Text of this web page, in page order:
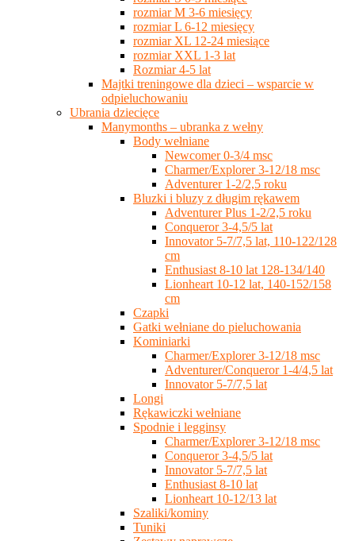
rozmiar M 3-6 miesięcy
rozmiar L 6-12 miesięcy
rozmiar XL 12-24 miesiące
rozmiar XXL 1-3 lat
Rozmiar 4-5 lat
Majtki treningowe dla dzieci – wsparcie w
odpieluchowaniu
Ubrania dziecięce
Manymonths – ubranka z wełny
Body wełniane
Newcomer 0-3/4 msc
Charmer/Explorer 3-12/18 msc
Adventurer 1-2/2,5 roku
Bluzki i bluzy z długim rękawem
Adventurer Plus 1-2/2,5 roku
Conqueror 3-4,5/5 lat
Innovator 5-7/7,5 lat, 110-122/128
cm
Enthusiast 8-10 lat 128-134/140
Lionheart 10-12 lat, 140-152/158
cm
Czapki
Gatki wełniane do pieluchowania
Kominiarki
Charmer/Explorer 3-12/18 msc
Adventurer/Conqueror 1-4/4,5 lat
Innovator 5-7/7,5 lat
Longi
Rękawiczki wełniane
Spodnie i legginsy
Charmer/Explorer 3-12/18 msc
Conqueror 3-4,5/5 lat
Innovator 5-7/7,5 lat
Enthusiast 8-10 lat
Lionheart 10-12/13 lat
Szaliki/kominy
Tuniki